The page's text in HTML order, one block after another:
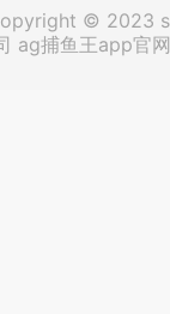
© 2023
ag捕鱼王app官